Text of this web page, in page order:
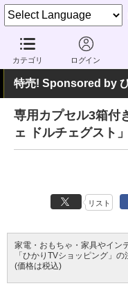
カテゴリ ログイン
家電 Watch 生活家電
特売! Sponsored by
専用カプセル3箱付
ェ ドルチェグスト
リスト
家電・おもちゃ・家具やイン
「ひかりTVショッピング」
(価格は税込)